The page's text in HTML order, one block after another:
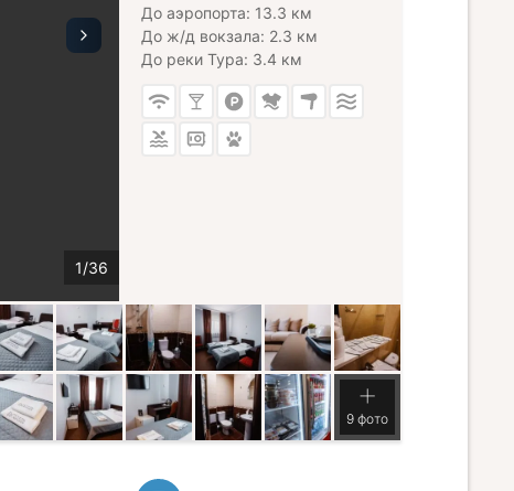
До аэропорта: 13.3 км
До ж/д вокзала: 2.3 км
До реки Тура: 3.4 км
9 фото